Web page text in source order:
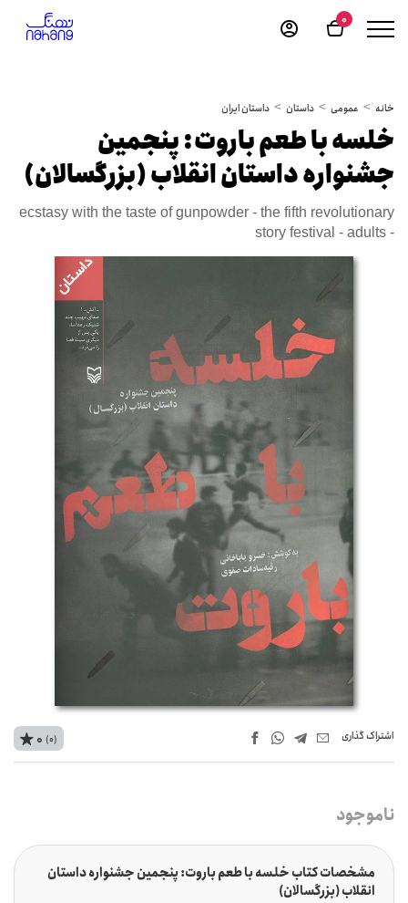
0
خانه عمومی داستان داستان ایران
خلسه با طعم باروت: پنجمین
جشنواره داستان انقلاب (بزرگسالان)
ecstasy with the taste of gunpowder - the fifth revolutionary
story festival - adults -
اشتراک‌ گذاری 0 (0)
ناموجود
مشخصات کتاب خلسه با طعم باروت: پنجمین جشنواره داستان
انقلاب (بزرگسالان)